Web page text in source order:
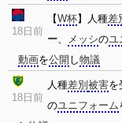
18日前
【W杯】人種差
ー、 メッシのユ
動画を公開 し物議
18日前
人種差別 被害を
のユニフォーム